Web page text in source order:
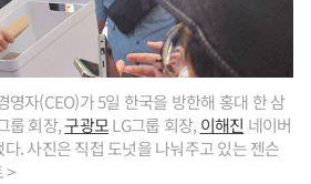
자(CEO)가 5일 한국을 방한해 홍대 한 삼
룹 회장,구광모LG그룹 회장, 이해진 네이버
. 사진은 직접 도넛을 나눠주고 있는 젠슨
>